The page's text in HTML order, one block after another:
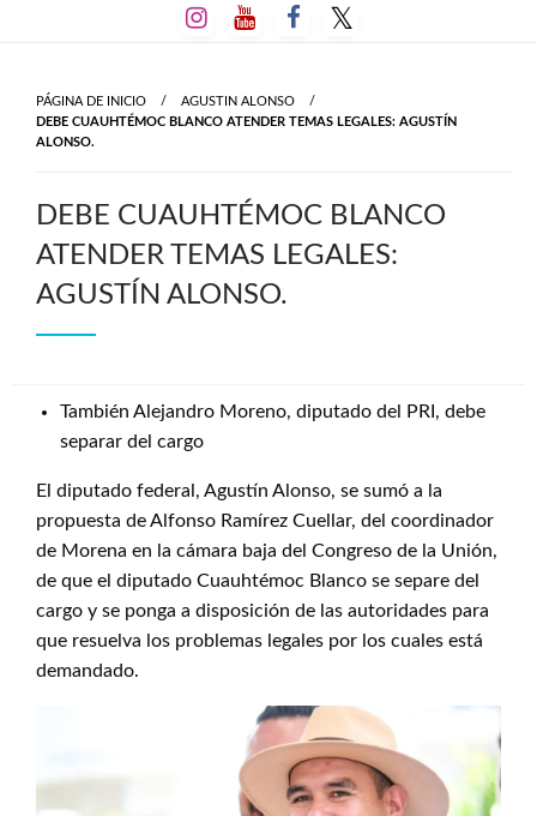
al
PÁGINA DE INICIO
AGUSTIN ALONSO
DEBE CUAUHTÉMOC BLANCO ATENDER TEMAS LEGALES: AGUSTÍN
ALONSO.
DEBE CUAUHTÉMOC BLANCO
ATENDER TEMAS LEGALES:
AGUSTÍN ALONSO.
También Alejandro Moreno, diputado del PRI, debe
separar del cargo
El diputado federal, Agustín Alonso, se sumó a la
propuesta de Alfonso Ramírez Cuellar, del coordinador
de Morena en la cámara baja del Congreso de la Unión,
de que el diputado Cuauhtémoc Blanco se separe del
cargo y se ponga a disposición de las autoridades para
que resuelva los problemas legales por los cuales está
demandado.